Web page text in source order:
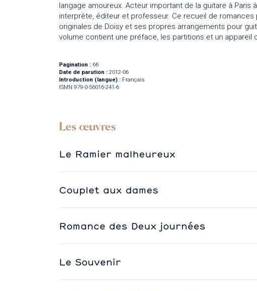
langage amoureux. Acteur important de la guitare à Paris
interprète, éditeur et professeur. Ce recueil de
originales de Doisy et ses propres arrangements pour
volume contient une préface, les partitions et un appareil
Pagination : 66
Date de parution : 2012-06
Introduction (langue) : Français
ISMN 979-0-56016-241-6
Les œuvres
Le Ramier malheureux
Couplet aux dames
Romance des Deux journées
Le Souvenir